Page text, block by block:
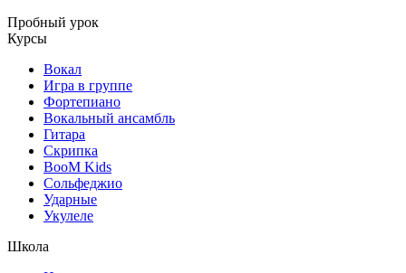
Пробный урок
Курсы
Вокал
Игра в группе
Фортепиано
Вокальный ансамбль
Гитара
Скрипка
BooM Kids
Сольфеджио
Ударные
Укулеле
Школа